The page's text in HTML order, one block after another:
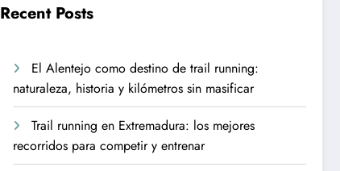
Recent Posts
El Alentejo como destino de trail running:
naturaleza, historia y kilómetros sin masificar
Trail running en Extremadura: los mejores
recorridos para competir y entrenar